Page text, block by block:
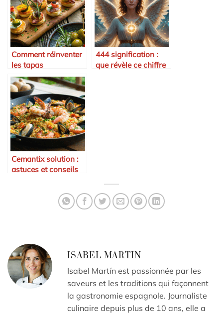
Comment réinventer
les tapas
traditionnelles
444 signification :
que révèle ce chiffre
Cemantix solution :
astuces et conseils
ISABEL MARTIN
Isabel Martín est passionnée par les
saveurs et les traditions qui façonnent
la gastronomie espagnole. Journaliste
culinaire depuis plus de 10 ans, elle a